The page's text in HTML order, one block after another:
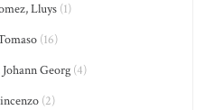
Lluys(1)
(16)
Georg (4)
(2)